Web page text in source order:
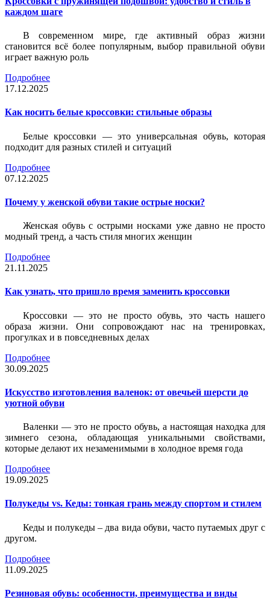
каждом шаге
В современном мире, где активный образ жизни
становится всё более популярным, выбор правильной обуви
играет важную роль
Подробнее
17.12.2025
Как носить белые кроссовки: стильные образы
Белые кроссовки — это универсальная обувь, которая
подходит для разных стилей и ситуаций
Подробнее
07.12.2025
Почему у женской обуви такие острые носки?
Женская обувь с острыми носками уже давно не просто
модный тренд, а часть стиля многих женщин
Подробнее
21.11.2025
Как узнать, что пришло время заменить кроссовки
Кроссовки — это не просто обувь, это часть нашего
образа жизни. Они сопровождают нас на тренировках,
прогулках и в повседневных делах
Подробнее
30.09.2025
Искусство изготовления валенок: от овечьей шерсти до
уютной обуви
Валенки — это не просто обувь, а настоящая находка для
зимнего сезона, обладающая уникальными свойствами,
которые делают их незаменимыми в холодное время года
Подробнее
19.09.2025
Полукеды vs. Кеды: тонкая грань между спортом и стилем
Кеды и полукеды – два вида обуви, часто путаемых друг с
другом.
Подробнее
11.09.2025
Резиновая обувь: особенности, преимущества и виды